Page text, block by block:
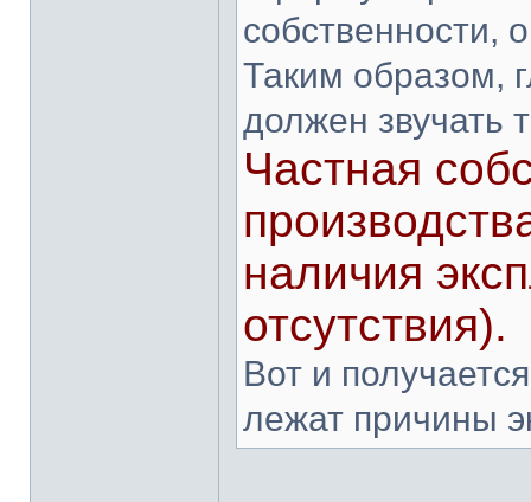
собственности,
Таким образом,
должен звучать
Частная
наличия
отсутствия).
Вот и
лежат причины